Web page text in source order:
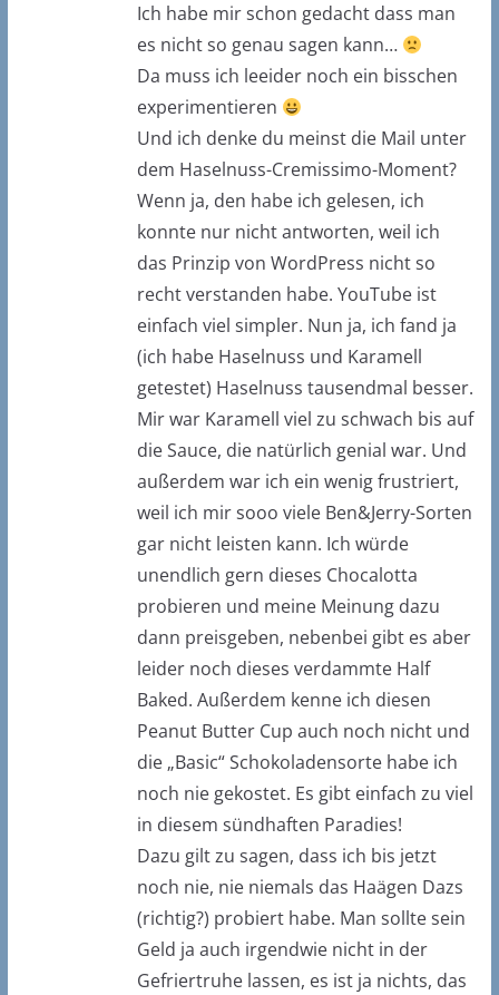
Ich habe mir schon gedacht dass man
es nicht so genau sagen kann…
Da muss ich leeider noch ein bisschen
experimentieren
Und ich denke du meinst die Mail unter
dem Haselnuss-Cremissimo-Moment?
Wenn ja, den habe ich gelesen, ich
konnte nur nicht antworten, weil ich
das Prinzip von WordPress nicht so
recht verstanden habe. YouTube ist
einfach viel simpler. Nun ja, ich fand ja
(ich habe Haselnuss und Karamell
getestet) Haselnuss tausendmal besser.
Mir war Karamell viel zu schwach bis auf
die Sauce, die natürlich genial war. Und
außerdem war ich ein wenig frustriert,
weil ich mir sooo viele Ben&Jerry-Sorten
gar nicht leisten kann. Ich würde
unendlich gern dieses Chocalotta
probieren und meine Meinung dazu
dann preisgeben, nebenbei gibt es aber
leider noch dieses verdammte Half
Baked. Außerdem kenne ich diesen
Peanut Butter Cup auch noch nicht und
die „Basic“ Schokoladensorte habe ich
noch nie gekostet. Es gibt einfach zu viel
in diesem sündhaften Paradies!
Dazu gilt zu sagen, dass ich bis jetzt
noch nie, nie niemals das Haägen Dazs
(richtig?) probiert habe. Man sollte sein
Geld ja auch irgendwie nicht in der
Gefriertruhe lassen, es ist ja nichts, das